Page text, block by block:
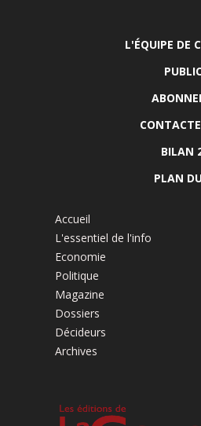
L'ÉQUIPE DE
BILAN
PLAN
Accueil
L'essentiel de l'info
Economie
Politique
Magazine
Dossiers
Décideurs
Archives